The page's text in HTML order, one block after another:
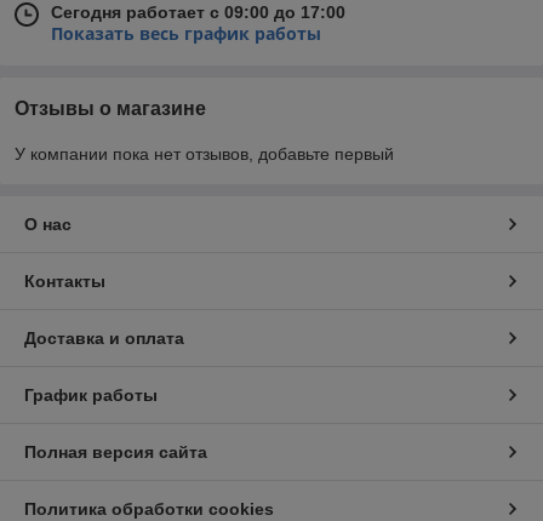
Сегодня работает с 09:00 до 17:00
Показать весь график работы
Отзывы о магазине
У компании пока нет отзывов, добавьте первый
О нас
Контакты
Доставка и оплата
График работы
Полная версия сайта
Политика обработки cookies